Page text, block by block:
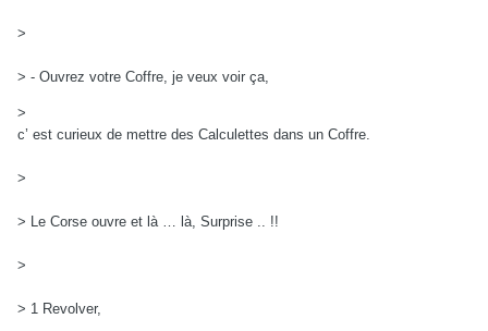
>
> - Ouvrez votre Coffre, je veux voir ça,
>
c’ est curieux de mettre des Calculettes dans un Coffre.
>
> Le Corse ouvre et là … là, Surprise .. !!
>
> 1 Revolver,